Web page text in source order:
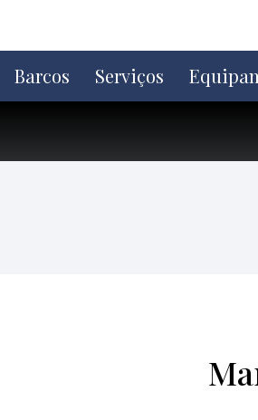
o
conteúdo
Barcos Serviços